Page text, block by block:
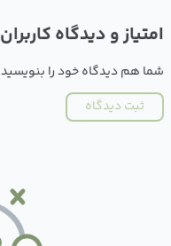
امتیاز و دیدگاه کاربران
شما هم دیدگاه خود را بنویسید
ثبت دیدگاه